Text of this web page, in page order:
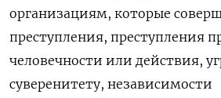
организациям, которые
преступления, преступления
человечности или действия,
суверенитету, независимости